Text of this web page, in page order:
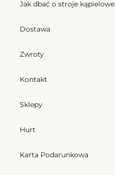
Jak dbać o stroje kąpielowe
Dostawa
Zwroty
Kontakt
Sklepy
Hurt
Karta Podarunkowa